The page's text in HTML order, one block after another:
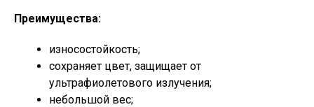
Преимущества:
износостойкость;
сохраняет цвет, защищает от
ультрафиолетового излучения;
небольшой вес;